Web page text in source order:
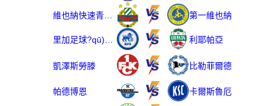
第一維也納
里加足球?qū)W院 利耶帕亞
凱澤斯勞滕 比勒菲爾德
帕德博恩 卡爾斯魯厄